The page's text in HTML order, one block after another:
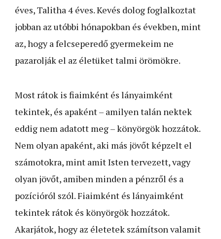
éves, Talitha 4 éves. Kevés dolog foglalkoztat
jobban az utóbbi hónapokban és években, mint
az, hogy a felcseperedő gyermekeim ne
pazarolják el az életüket talmi örömökre.
Most rátok is fiaimként és lányaimként
tekintek, és apaként – amilyen talán nektek
eddig nem adatott meg – könyörgök hozzátok.
Nem olyan apaként, aki más jövőt képzelt el
számotokra, mint amit Isten tervezett, vagy
olyan jövőt, amiben minden a pénzről és a
pozícióról szól. Fiaimként és lányaimként
tekintek rátok és könyörgök hozzátok.
Akarjátok, hogy az életetek számítson valamit